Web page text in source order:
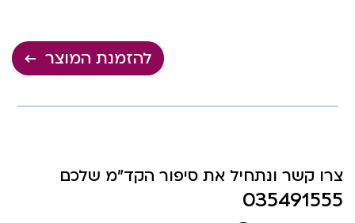
להזמנת המוצר
צרו קשר ונתחיל את סיפור הקד"מ שלכם
035491555